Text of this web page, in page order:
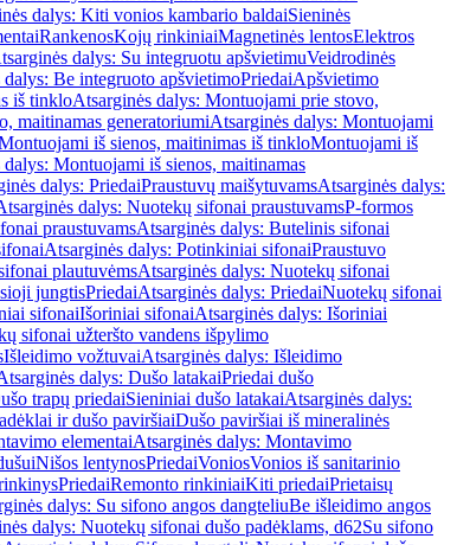
dalys: Kiti vonios kambario baldaiSieninės
RankenosKojų rinkiniaiMagnetinės lentosElektros
dalys: Su integruotu apšvietimuVeidrodinės
dalys: Be integruoto apšvietimoPriedaiApšvietimo
iš tinkloAtsarginės dalys: Montuojami prie stovo,
maitinamas generatoriumiAtsarginės dalys: Montuojami
iš sienos, maitinimas iš tinkloMontuojami iš
dalys: Montuojami iš sienos, maitinamas
dalys: PriedaiPraustuvų maišytuvamsAtsarginės dalys:
dalys: Nuotekų sifonai praustuvamsP-formos
praustuvamsAtsarginės dalys: Butelinis sifonai
Atsarginės dalys: Potinkiniai sifonaiPraustuvo
plautuvėmsAtsarginės dalys: Nuotekų sifonai
jungtisPriedaiAtsarginės dalys: PriedaiNuotekų sifonai
sifonaiIšoriniai sifonaiAtsarginės dalys: Išoriniai
sifonai užteršto vandens išpylimo
Išleidimo vožtuvaiAtsarginės dalys: Išleidimo
dalys: Dušo latakaiPriedai dušo
trapų priedaiSieniniai dušo latakaiAtsarginės dalys:
ir dušo paviršiaiDušo paviršiai iš mineralinės
elementaiAtsarginės dalys: Montavimo
Nišos lentynosPriedaiVoniosVonios iš sanitarinio
PriedaiRemonto rinkiniaiKiti priedaiPrietaisų
dalys: Su sifono angos dangteliuBe išleidimo angos
dalys: Nuotekų sifonai dušo padėklams, d62Su sifono